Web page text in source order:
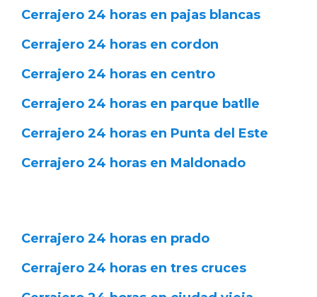
Cerrajero 24 horas en pajas blancas
Cerrajero 24 horas en cordon
Cerrajero 24 horas en centro
Cerrajero 24 horas en parque batlle
Cerrajero 24 horas en Punta del Este
Cerrajero 24 horas en Maldonado
Cerrajero 24 horas en prado
Cerrajero 24 horas en tres cruces